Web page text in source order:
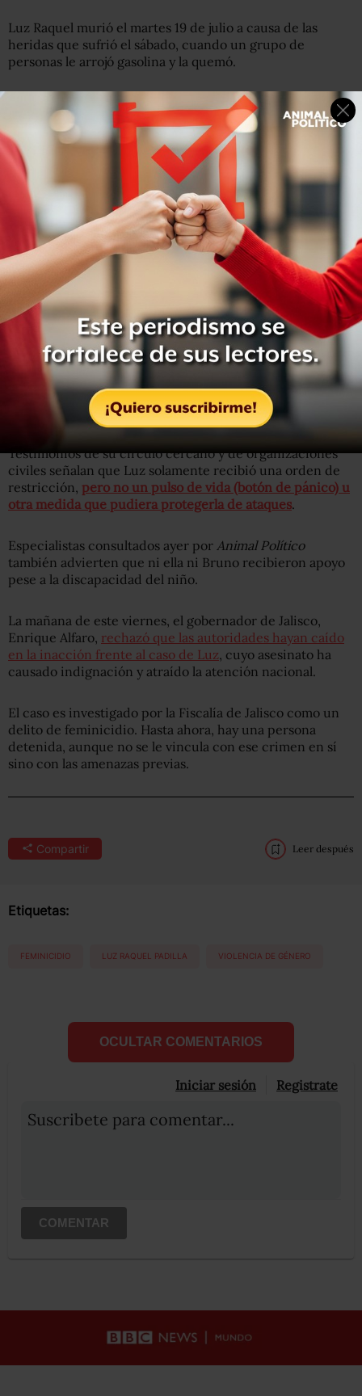
Luz Raquel murió el martes 19 de julio a causa de las
heridas que sufrió el sábado, cuando un grupo de
personas le arrojó gasolina y la quemó.
Previamente, la mujer había denunciado ser blanco de
amenazas y otras agresiones por parte de algunos de sus
vecinos, quienes —de acuerdo con la propia Luz—
estaban molestos con los ruidos que hacía su hijo, Bruno,
un niño de 11 años diagnosticado con autismo.
Testimonios de su círculo cercano y de organizaciones
civiles señalan que Luz solamente recibió una orden de
restricción, pero no un pulso de vida (botón de pánico) u
otra medida que pudiera protegerla de ataques.
Especialistas consultados ayer por Animal Político
también advierten que ni ella ni Bruno recibieron apoyo
pese a la discapacidad del niño.
La mañana de este viernes, el gobernador de Jalisco,
Enrique Alfaro, rechazó que las autoridades hayan caído
en la inacción frente al caso de Luz , cuyo asesinato ha
causado indignación y atraído la atención nacional.
El caso es investigado por la Fiscalía de Jalisco como un
delito de feminicidio. Hasta ahora, hay una persona
detenida, aunque no se le vincula con ese crimen en sí
sino con las amenazas previas.
Compartir Leer después
Etiquetas:
FEMINICIDIO LUZ RAQUEL PADILLA VIOLENCIA DE GÉNERO
OCULTAR COMENTARIOS
Iniciar sesión Registrate
Suscribete para comentar...
COMENTAR